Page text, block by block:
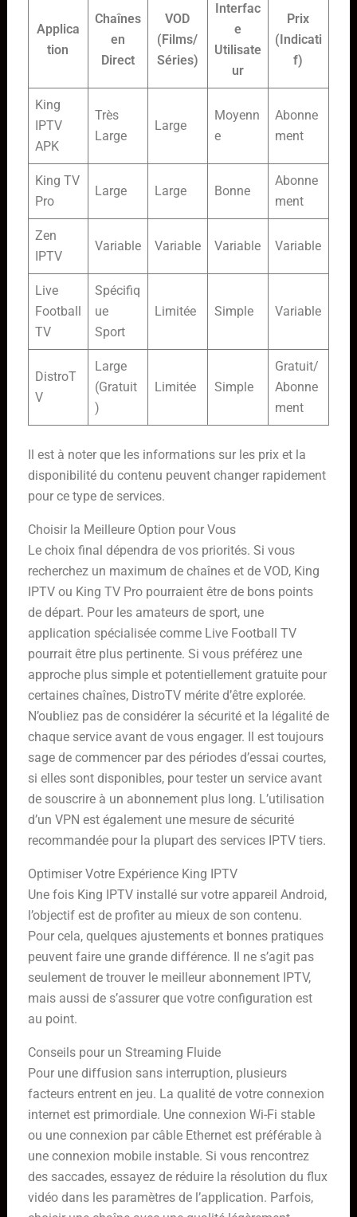
Applica
tion
Chaînes
en
Direct
VOD
(Films/
Séries)
Interfac
e
Utilisate
ur
Prix
(Indicati
f)
King
IPTV
APK
Très
Large
Large
Moyenn
e
Abonne
ment
King TV
Pro
Large Large Bonne
Abonne
ment
Zen
IPTV
Variable Variable Variable Variable
Live
Football
TV
Spécifiq
ue
Sport
Limitée Simple Variable
DistroT
V
Large
(Gratuit
)
Limitée Simple
Gratuit/
Abonne
ment
Il est à noter que les informations sur les prix et la
disponibilité du contenu peuvent changer rapidement
pour ce type de services.
Choisir la Meilleure Option pour Vous
Le choix final dépendra de vos priorités. Si vous
recherchez un maximum de chaînes et de VOD, King
IPTV ou King TV Pro pourraient être de bons points
de départ. Pour les amateurs de sport, une
application spécialisée comme Live Football TV
pourrait être plus pertinente. Si vous préférez une
approche plus simple et potentiellement gratuite pour
certaines chaînes, DistroTV mérite d’être explorée.
N’oubliez pas de considérer la sécurité et la légalité de
chaque service avant de vous engager. Il est toujours
sage de commencer par des périodes d’essai courtes,
si elles sont disponibles, pour tester un service avant
de souscrire à un abonnement plus long. L’utilisation
d’un VPN est également une mesure de sécurité
recommandée pour la plupart des services IPTV tiers.
Optimiser Votre Expérience King IPTV
Une fois King IPTV installé sur votre appareil Android,
l’objectif est de profiter au mieux de son contenu.
Pour cela, quelques ajustements et bonnes pratiques
peuvent faire une grande différence. Il ne s’agit pas
seulement de trouver le meilleur abonnement IPTV,
mais aussi de s’assurer que votre configuration est
au point.
Conseils pour un Streaming Fluide
Pour une diffusion sans interruption, plusieurs
facteurs entrent en jeu. La qualité de votre connexion
internet est primordiale. Une connexion Wi-Fi stable
ou une connexion par câble Ethernet est préférable à
une connexion mobile instable. Si vous rencontrez
des saccades, essayez de réduire la résolution du flux
vidéo dans les paramètres de l’application. Parfois,